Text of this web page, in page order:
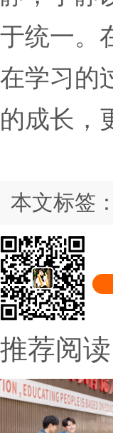
于统一。
在学习的
的成长，
本文标签：
推荐阅读